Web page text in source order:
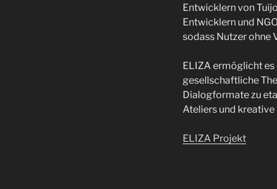
Entwicklern von
Entwicklern und
sodass Nutzer ohne
ELIZA ermöglicht es
gesellschaftliche
Dialogformate zu
Ateliers und
ELIZA Projekt